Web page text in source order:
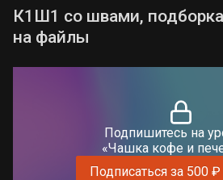
К1Ш1 со швами,
на файлы
Подпишитесь на
«Чашка кофе и
Подписаться за 500